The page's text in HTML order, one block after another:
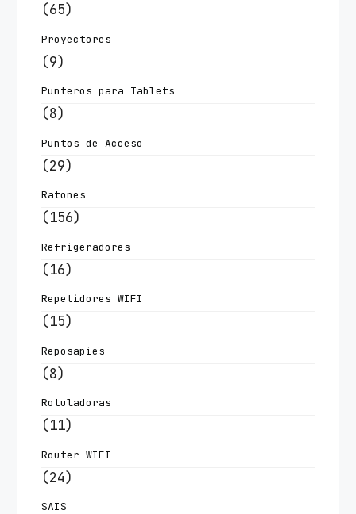
(65)
Proyectores
(9)
Punteros para Tablets
(8)
Puntos de Acceso
(29)
Ratones
(156)
Refrigeradores
(16)
Repetidores WIFI
(15)
Reposapies
(8)
Rotuladoras
(11)
Router WIFI
(24)
SAIS